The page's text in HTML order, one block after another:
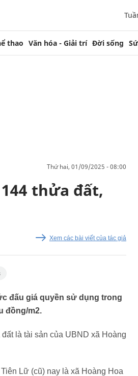
thao Văn hóa - Giải trí Đời sống
thứ hai, 01/09/2025 - 08:00
thửa đất,
Xem các bài viết của tác giả
đấu giá quyền sử dụng trong
đồng/m2.
là tài sản của UBND xã Hoàng
Lữ (cũ) nay là xã Hoàng Hoa